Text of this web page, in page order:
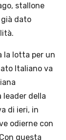
stallone
dato
la lotta per un
Italiano va
leader della
di ieri, in
odierne con
questa